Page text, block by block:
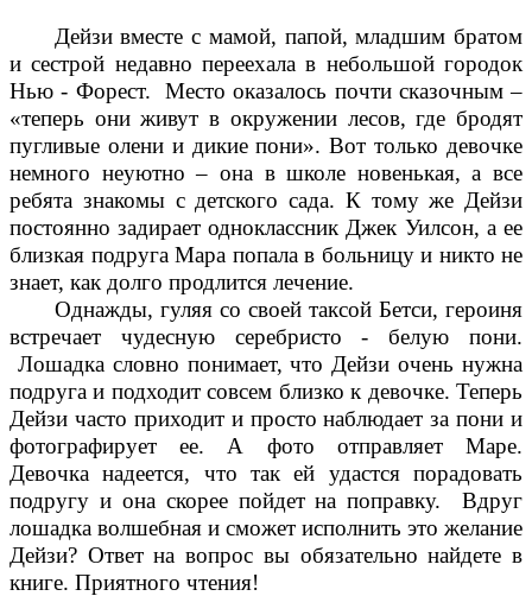
Дейзи вместе с мамой, папой, младшим братом
и сестрой недавно переехала в небольшой городок
Нью - Форест. Место оказалось почти сказочным –
«теперь они живут в окружении лесов, где бродят
пугливые олени и дикие пони». Вот только девочке
немного неуютно – она в школе новенькая, а все
ребята знакомы с детского сада. К тому же Дейзи
постоянно задирает одноклассник Джек Уилсон, а ее
близкая подруга Мара попала в больницу и никто не
знает, как долго продлится лечение.
Однажды, гуляя со своей таксой Бетси, героиня
встречает чудесную серебристо - белую пони.
Лошадка словно понимает, что Дейзи очень нужна
подруга и подходит совсем близко к девочке. Теперь
Дейзи часто приходит и просто наблюдает за пони и
фотографирует ее. А фото отправляет Маре.
Девочка надеется, что так ей удастся порадовать
подругу и она скорее пойдет на поправку. Вдруг
лошадка волшебная и сможет исполнить это желание
Дейзи? Ответ на вопрос вы обязательно найдете в
книге. Приятного чтения!